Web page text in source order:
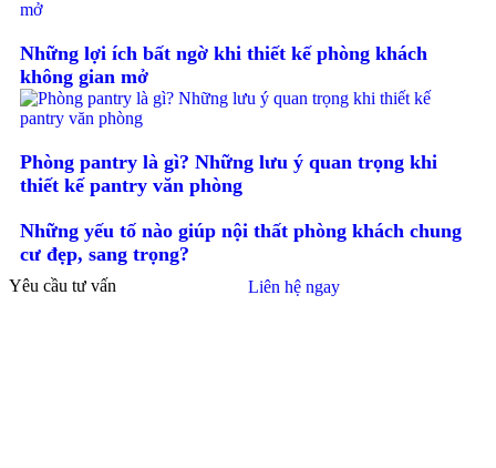
Những lợi ích bất ngờ khi thiết kế phòng khách
không gian mở
Phòng pantry là gì? Những lưu ý quan trọng khi
thiết kế pantry văn phòng
Những yếu tố nào giúp nội thất phòng khách chung
cư đẹp, sang trọng?
Yêu cầu tư vấn Liên hệ ngay